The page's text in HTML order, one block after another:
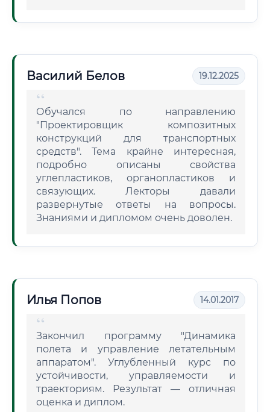
Василий Белов 19.12.2025
Обучался по направлению
"Проектировщик композитных
конструкций для транспортных
средств". Тема крайне интересная,
подробно описаны свойства
углепластиков, органопластиков и
связующих. Лекторы давали
развернутые ответы на вопросы.
Знаниями и дипломом очень доволен.
Илья Попов 14.01.2017
Закончил программу "Динамика
полета и управление летательным
аппаратом". Углубленный курс по
устойчивости, управляемости и
траекториям. Результат — отличная
оценка и диплом.